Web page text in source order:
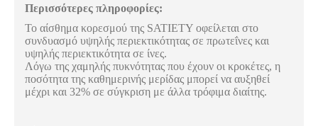
Περισσότερες πληροφορίες:
Το αίσθημα κορεσμού της SATIETY οφείλεται στο
συνδυασμό υψηλής περιεκτικότητας σε πρωτεΐνες και
υψηλής περιεκτικότητα σε ίνες.
Λόγω της χαμηλής πυκνότητας που έχουν οι κροκέτες, η
ποσότητα της καθημερινής μερίδας μπορεί να αυξηθεί
μέχρι και 32% σε σύγκριση με άλλα τρόφιμα διαίτης.